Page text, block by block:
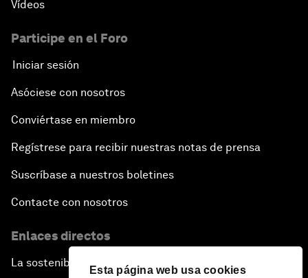
Esta página web usa cookies
Vídeos
Participe en el Foro
Iniciar sesión
Asóciese con nosotros
Conviértase en miembro
Regístrese para recibir nuestras notas de prensa
Suscríbase a nuestros boletines
Contacte con nosotros
Enlaces directos
La sostenibilidad en el Foro